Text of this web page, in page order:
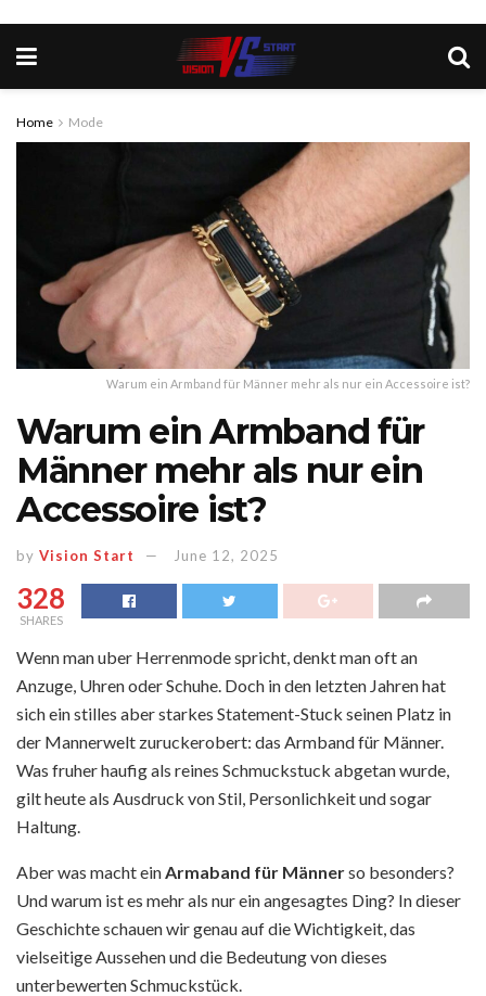
Home Mode
Warum ein Armband für Männer mehr als nur ein Accessoire ist?
Warum ein Armband für
Männer mehr als nur ein
Accessoire ist?
by Vision Start June 12, 2025
328
SHARES
Wenn man uber Herrenmode spricht, denkt man oft an
Anzuge, Uhren oder Schuhe. Doch in den letzten Jahren hat
sich ein stilles aber starkes Statement-Stuck seinen Platz in
der Mannerwelt zuruckerobert: das Armband für Männer.
Was fruher haufig als reines Schmuckstuck abgetan wurde,
gilt heute als Ausdruck von Stil, Personlichkeit und sogar
Haltung.
Aber wa͏s macht ein Armaband für Männ͏erso besonders?
Und warum ist es mehr als nur ein a͏ngesa͏gtes Ding? In dieser
Geschicht͏e schauen ͏wir genau au͏f die Wich͏tigkeit, das
vie͏lseit͏ige͏ Aussehen und die B͏edeutung von dieses
unterbewerten Schmuckst͏ück.